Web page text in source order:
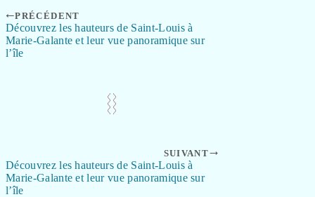
PRÉCÉDENT
Découvrez les hauteurs de Saint-Louis à
Marie-Galante et leur vue panoramique sur
l’île
SUIVANT
Découvrez les hauteurs de Saint-Louis à
Marie-Galante et leur vue panoramique sur
l’île